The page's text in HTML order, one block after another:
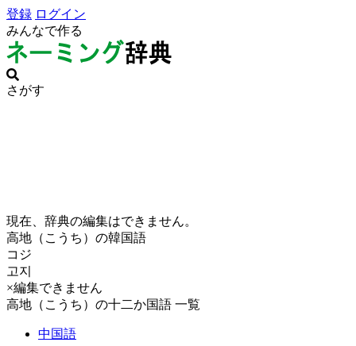
登録 ログイン
みんなで作る
さがす
現在、辞典の編集はできません。
高地（こうち）の韓国語
コジ
고지
×編集できません
高地（こうち）の十二か国語 一覧
中国語